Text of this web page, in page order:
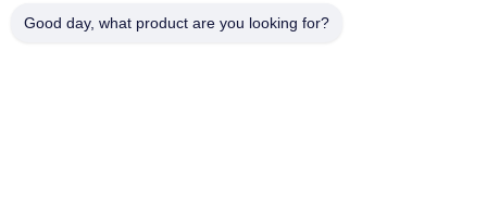
Good day, what product are you looking for?